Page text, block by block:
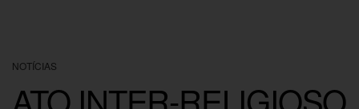
NOTÍCIAS
ATO INTER-RELIGIOSO